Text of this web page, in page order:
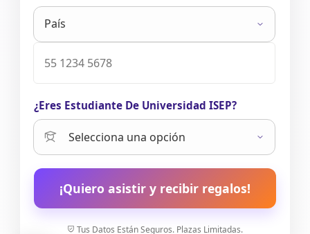
¿Eres Estudiante De Universidad ISEP?
¡Quiero asistir y recibir regalos!
Tus Datos Están Seguros. Plazas Limitadas.